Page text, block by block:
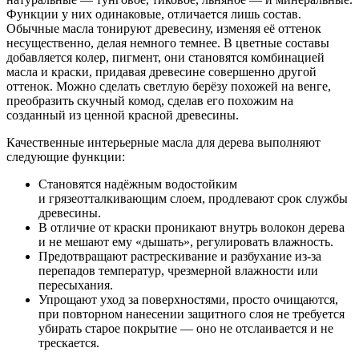
Функции у них одинаковые, отличается лишь состав.
Обычные масла тонируют древесину, изменяя её оттенок
несущественно, делая немного темнее. В цветные составы
добавляется колер, пигмент, они становятся комбинацией
масла и краски, придавая древесине совершенно другой
оттенок. Можно сделать светлую берёзу похожей на венге,
преобразить скучный комод, сделав его похожим на
созданный из ценной красной древесины.
Качественные интерьерные масла для дерева выполняют
следующие функции:
Становятся надёжным водостойким
и грязеотталкивающим слоем, продлевают срок службы
древесины.
В отличие от краски проникают внутрь волокон дерева
и не мешают ему «дышать», регулировать влажность.
Предотвращают растрескивание и разбухание из-за
перепадов температур, чрезмерной влажности или
пересыхания.
Упрощают уход за поверхностями, просто очищаются,
при повторном нанесении защитного слоя не требуется
убирать старое покрытие — оно не отслаивается и не
трескается.